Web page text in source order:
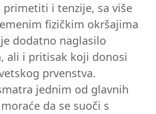
primetiti i tenzije, sa više
fizičkim okršajima
dodatno naglasilo
ali i pritisak koji donosi
prvenstva.
jednim od glavnih
da se suoči s